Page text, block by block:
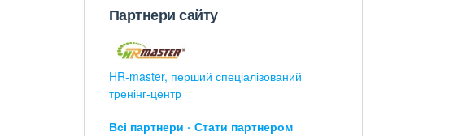
Партнери сайту
HR-master, перший спеціалізований
тренінг-центр
Всі партнери Стати партнером